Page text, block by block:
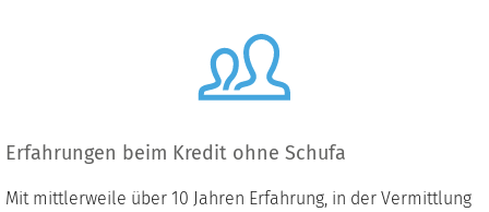
Erfahrungen beim Kredit ohne Schufa
Mit mittlerweile über 10 Jahren Erfahrung, in der Vermittlung